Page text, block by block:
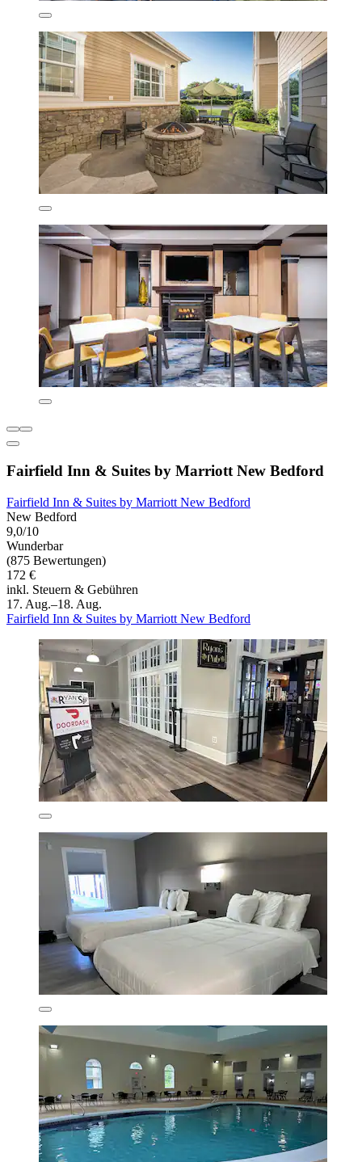
Fairfield Inn & Suites by Marriott New Bedford
Fairfield Inn & Suites by Marriott New Bedford
New Bedford
9,0/10
Wunderbar
(875 Bewertungen)
172 €
inkl. Steuern & Gebühren
17. Aug.–18. Aug.
Fairfield Inn & Suites by Marriott New Bedford